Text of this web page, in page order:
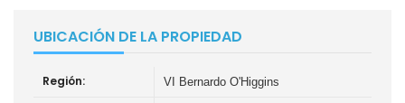
UBICACIÓN DE LA PROPIEDAD
Región: VI Bernardo O'Higgins